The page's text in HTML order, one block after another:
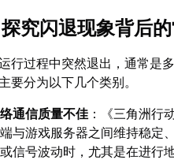
究闪退现象背后
行过程中突然退出，通常是
要分为以下几个类别。
通信质量不佳 ：《三角洲行
与游戏服务器之间维持稳定
信号波动时，尤其是在进行